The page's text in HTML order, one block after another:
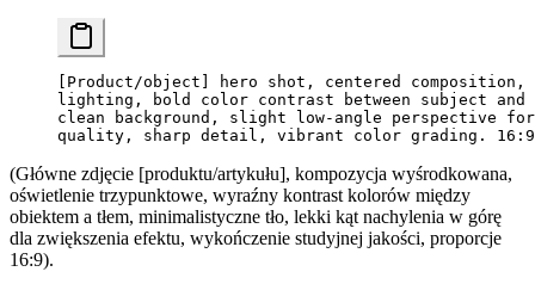
[Product/object] hero shot, centered
lighting, bold color contrast between subject and
clean background, slight low-angle perspective
quality, sharp detail, vibrant color grading.
(Główne zdjęcie [produktu/artykułu], kompozycja wyśrodkowana,
oświetlenie trzypunktowe, wyraźny kontrast kolorów między
obiektem a tłem, minimalistyczne tło, lekki kąt nachylenia w górę
dla zwiększenia efektu, wykończenie studyjnej jakości, proporcje
16:9).